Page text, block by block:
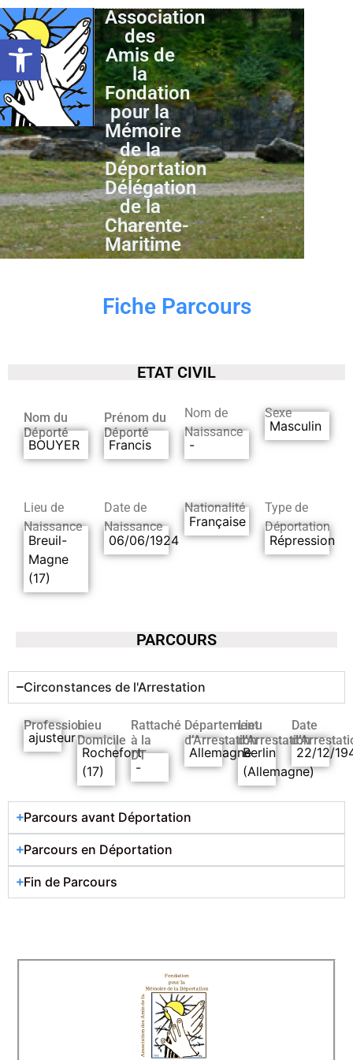
Ouvrir la barre d’outils
Association
des
Amis de
la
Fondation
pour la
Mémoire
de la
Déportation
Délégation
de la
Charente-
Maritime
Fiche Parcours
ETAT CIVIL
Nom du
Déporté
BOUYER
Prénom du
Déporté
Francis
Nom de
Naissance
-
Sexe
Masculin
Lieu de
Naissance
Breuil-
Magne
(17)
Date de
Naissance
06/06/1924
Nationalité
Française
Type de
Déportation
Répression
PARCOURS
Circonstances de l'Arrestation
Profession
ajusteur
Lieu
Domicile
Rochefort
(17)
Rattaché
à la
DT
-
Département
d’Arrestation
Allemagne
Lieu
d’Arrestation
Berlin
(Allemagne)
Date
22/12/
Parcours avant Déportation
Parcours en Déportation
Fin de Parcours